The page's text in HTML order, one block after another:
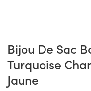
Bijou De Sac Bohème Perles
Turquoise
Jaune